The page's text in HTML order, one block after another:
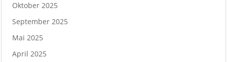
Oktober 2025
September 2025
Mai 2025
April 2025